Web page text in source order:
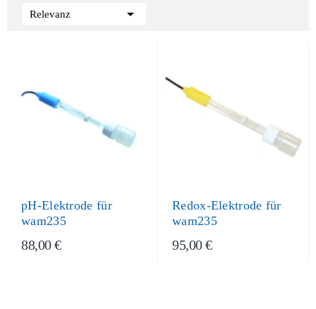
Relevanz 
pH-Elektrode für
wam235
88,00 €
Redox-Elektrode für
wam235
95,00 €